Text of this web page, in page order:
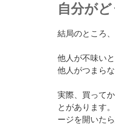
自分が
結局のところ
他人が不味い
他人がつまら
実際、買って
とがあります
ージを開いた